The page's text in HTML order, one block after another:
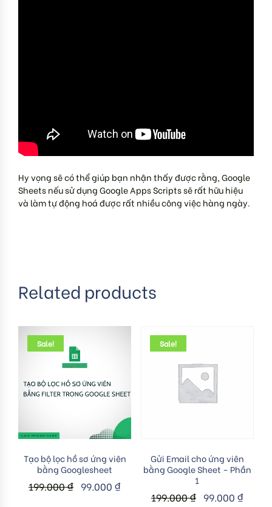
Hy vọng sẽ có thể giúp bạn nhận thấy được rằng, Google
Sheets nếu sử dụng Google Apps Scripts sẽ rất hữu hiệu
và làm tự động hoá được rất nhiều công việc hàng ngày.
Related products
Sale!
Add to cart
Tạo bộ lọc hồ sơ ứng viên
bằng Googlesheet
199.000₫ 99.000₫
Sale!
Add to cart
Gửi Email cho ứng viên
bằng Google Sheet – Phần
1
199.000₫ 99.000 ₫